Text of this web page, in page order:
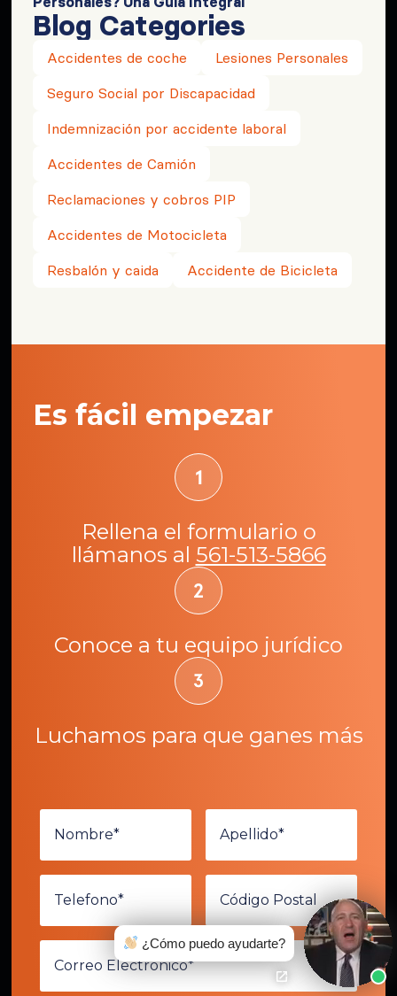
Blog Categories
Accidentes de coche
Lesiones Personales
Seguro Social por Discapacidad
Indemnización por accidente laboral
Accidentes de Camión
Reclamaciones y cobros PIP
Accidentes de Motocicleta
Resbalón y caida
Accidente de Bicicleta
Es fácil empezar
Rellena el formulario o
llámanos al 561-513-5866
Conoce a tu equipo jurídico
Luchamos para que ganes más
¿Cómo puedo ayudarte?